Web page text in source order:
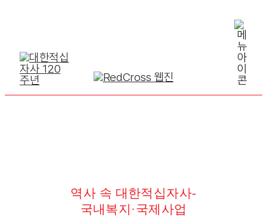
content
역사 속 대한적십자사-
국내복지·국제사업